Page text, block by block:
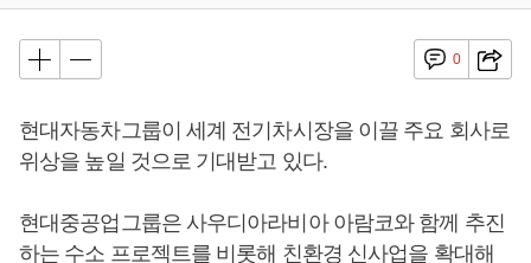
0
현대자동차그룹이 세계 전기차시장을 이끌 주요 회사로
위상을 높일 것으로 기대받고 있다.
현대중공업그룹은 사우디아라비아 아람코와 함께 추진
하는 수소 프로젝트를 비롯해 친환경 신사업을 확대해